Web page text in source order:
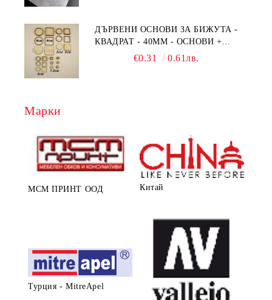
ДЪРВЕНИ ОСНОВИ ЗА БИЖУТА -
КВАДРАТ - 40ММ - ОСНОВИ +
€0.31 0.61лв.
Марки
МСМ ПРИНТ ООД Китай
Турция - MitreApel